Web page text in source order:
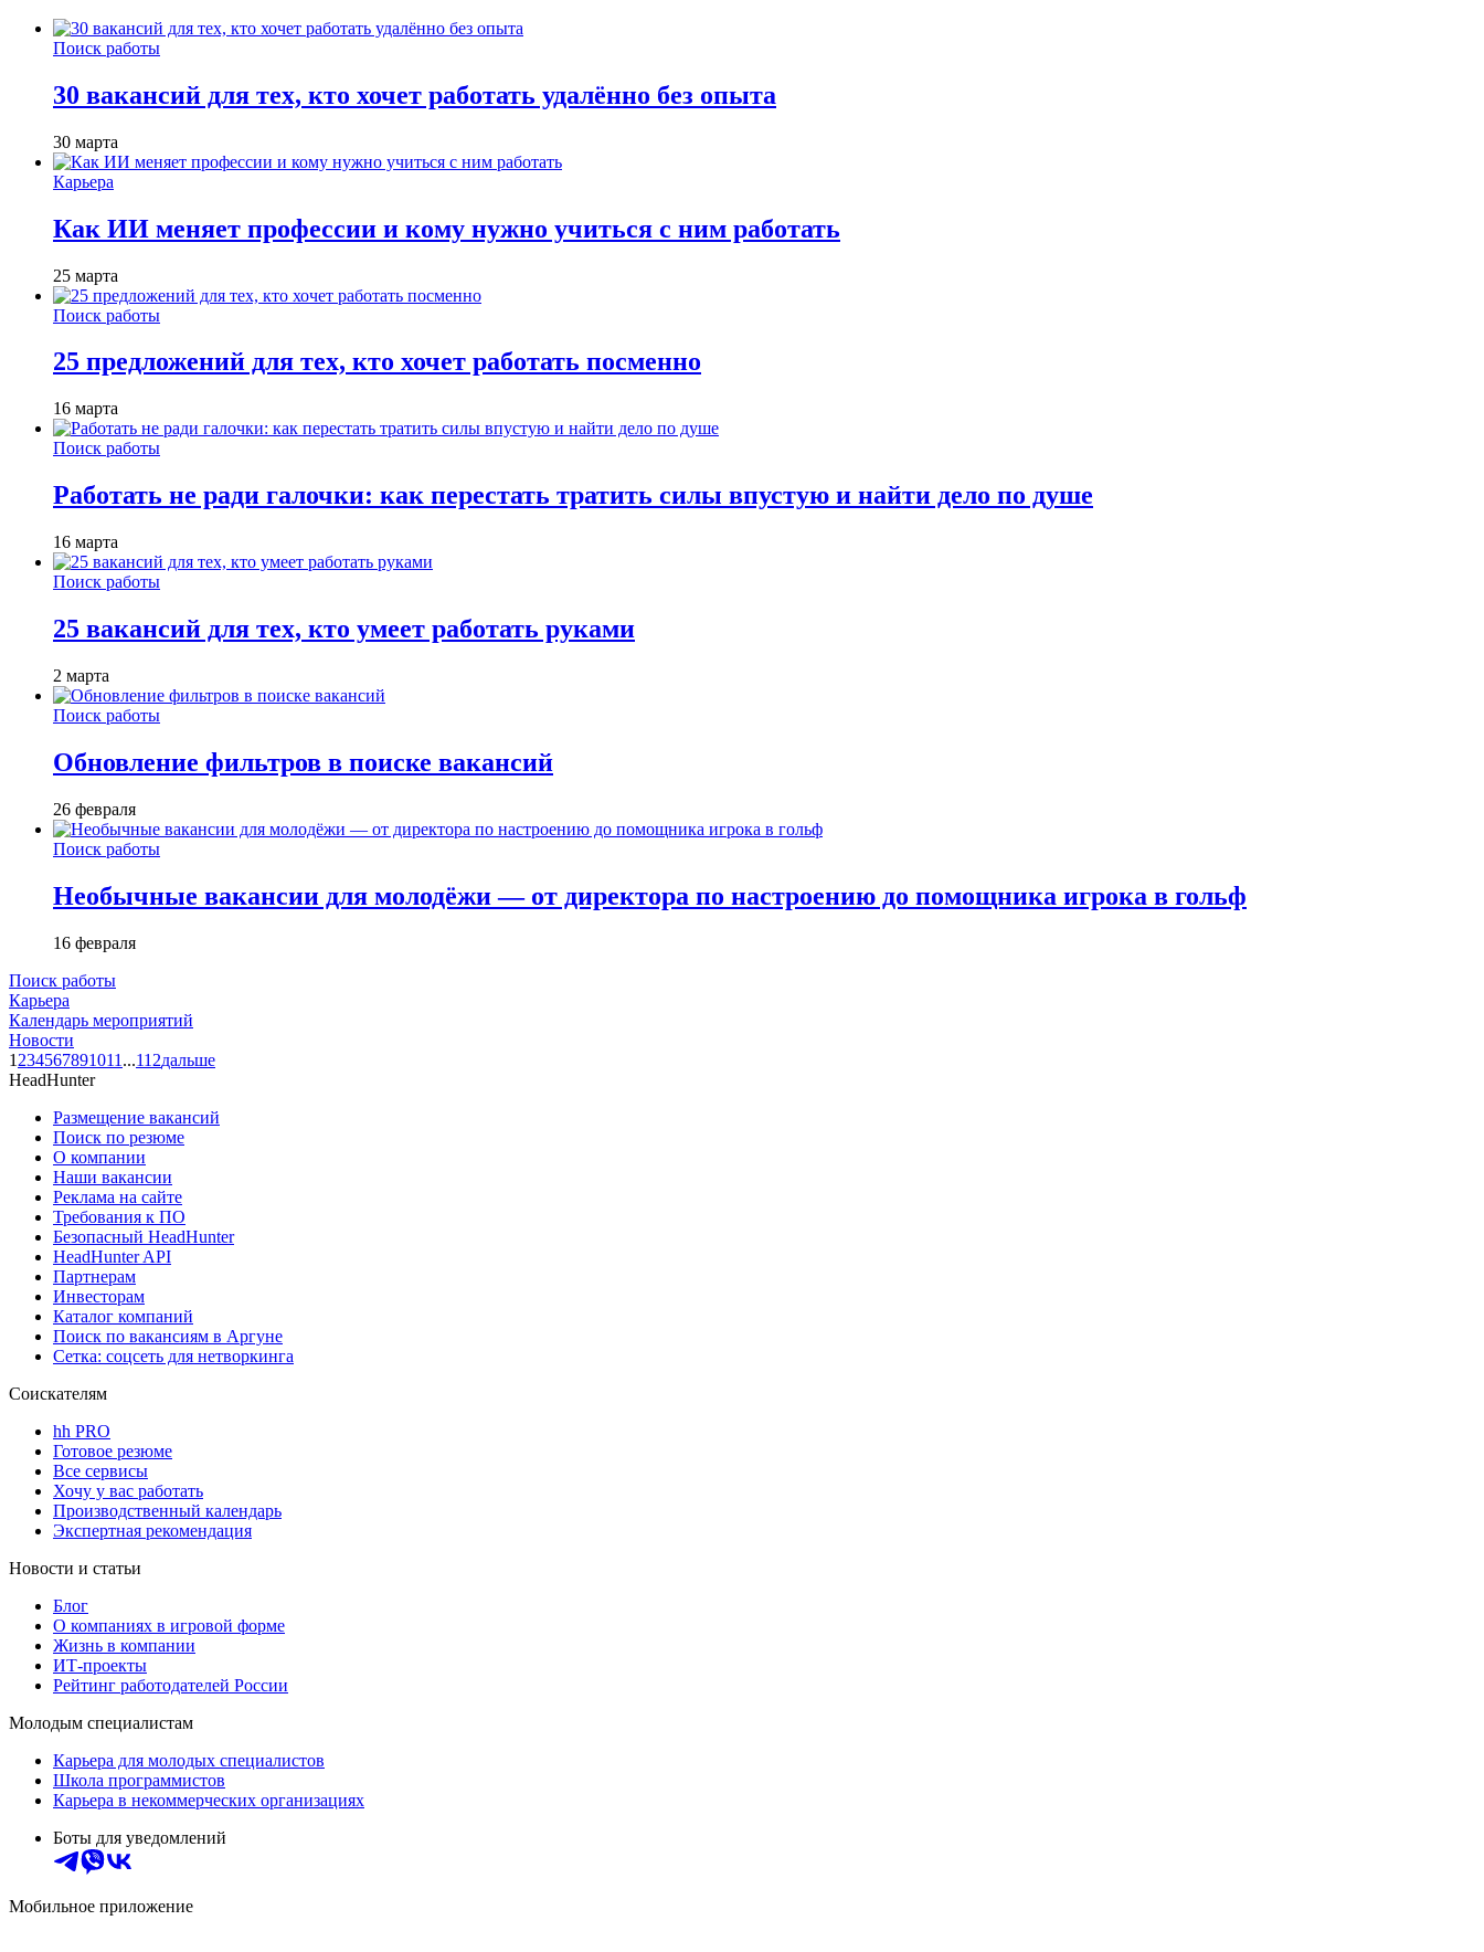
Поиск работы
30 вакансий для тех, кто хочет работать удалённо без опыта
30 марта
Карьера
Как ИИ меняет профессии и кому нужно учиться с ним работать
25 марта
Поиск работы
25 предложений для тех, кто хочет работать посменно
16 марта
Поиск работы
Работать не ради галочки: как перестать тратить силы впустую и найти дело по душе
16 марта
Поиск работы
25 вакансий для тех, кто умеет работать руками
2 марта
Поиск работы
Обновление фильтров в поиске вакансий
26 февраля
Поиск работы
Необычные вакансии для молодёжи — от директора по настроению до помощника игрока в гольф
16 февраля
Поиск работы
Карьера
Календарь мероприятий
Новости
1 234567891011 ...112дальше
HeadHunter
Размещение вакансий
Поиск по резюме
О компании
Наши вакансии
Реклама на сайте
Требования к ПО
Безопасный HeadHunter
HeadHunter API
Партнерам
Инвесторам
Каталог компаний
Поиск по вакансиям в Аргуне
Сетка: соцсеть для нетворкинга
Соискателям
hh PRO
Готовое резюме
Все сервисы
Хочу у вас работать
Производственный календарь
Экспертная рекомендация
Новости и статьи
Блог
О компаниях в игровой форме
Жизнь в компании
ИТ-проекты
Рейтинг работодателей России
Молодым специалистам
Карьера для молодых специалистов
Школа программистов
Карьера в некоммерческих организациях
Боты для уведомлений
Мобильное приложение